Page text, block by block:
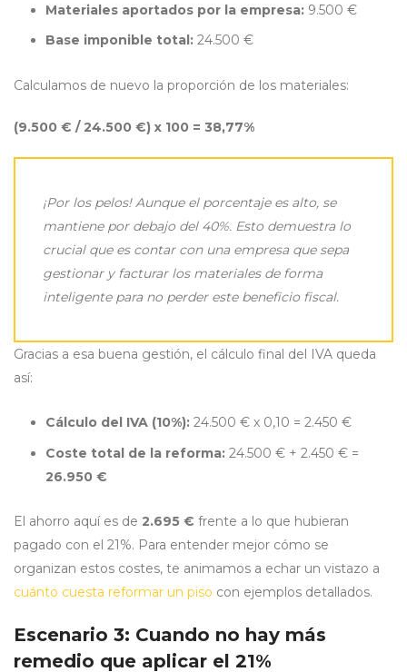
Materiales aportados por la empresa: 9.500 €
Base imponible total: 24.500 €
Calculamos de nuevo la proporción de los materiales:
(9.500 € / 24.500 €) x 100 = 38,77%
¡Por los pelos! Aunque el porcentaje es alto, se
mantiene por debajo del 40%. Esto demuestra lo
crucial que es contar con una empresa que sepa
gestionar y facturar los materiales de forma
inteligente para no perder este beneficio fiscal.
Gracias a esa buena gestión, el cálculo final del IVA queda
así:
Cálculo del IVA (10%): 24.500 € x 0,10 = 2.450 €
Coste total de la reforma: 24.500 € + 2.450 € =
26.950 €
El ahorro aquí es de 2.695 € frente a lo que hubieran
pagado con el 21%. Para entender mejor cómo se
organizan estos costes, te animamos a echar un vistazo a
cuánto cuesta reformar un piso con ejemplos detallados.
Escenario 3: Cuando no hay más
remedio que aplicar el 21%